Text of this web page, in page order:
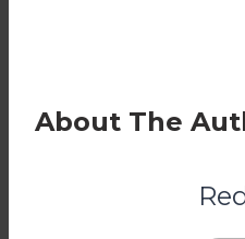
About The